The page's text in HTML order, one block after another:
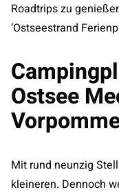
Roadtrips zu
‘Ostseestrand
Ostsee
Mit rund neunzig
kleineren. Dennoch